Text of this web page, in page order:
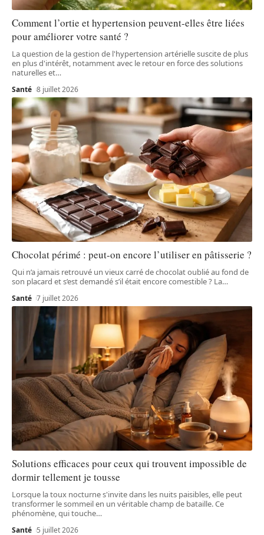
Comment l’ortie et hypertension peuvent-elles être liées
pour améliorer votre santé ?
La question de la gestion de l'hypertension artérielle suscite de plus
en plus d'intérêt, notamment avec le retour en force des solutions
naturelles et…
Santé 8 juillet 2026
Chocolat périmé : peut-on encore l’utiliser en pâtisserie ?
Qui n’a jamais retrouvé un vieux carré de chocolat oublié au fond de
son placard et s’est demandé s’il était encore comestible ? La…
Santé 7 juillet 2026
Solutions efficaces pour ceux qui trouvent impossible de
dormir tellement je tousse
Lorsque la toux nocturne s'invite dans les nuits paisibles, elle peut
transformer le sommeil en un véritable champ de bataille. Ce
phénomène, qui touche…
Santé 5 juillet 2026